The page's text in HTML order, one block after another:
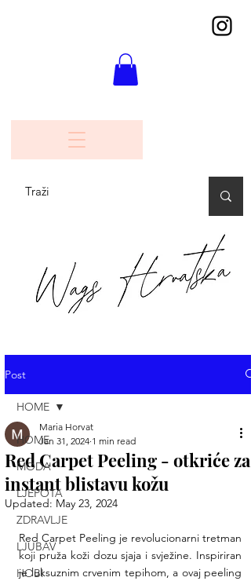
Post
HOME
MODA
LJEPOTA
ZDRAVLJE
LJUBAV
HOBI
HOME
Red Carpet Peeling - otkriće za
instant blistavu kožu
Maria Horvat
Jan 31, 2024 1 min read
Updated: May 23, 2024
Red Carpet Peeling je revolucionarni tretman
koji pruža koži dozu sjaja i svježine. Inspiriran
je luksuznim crvenim tepihom, a ovaj peeling